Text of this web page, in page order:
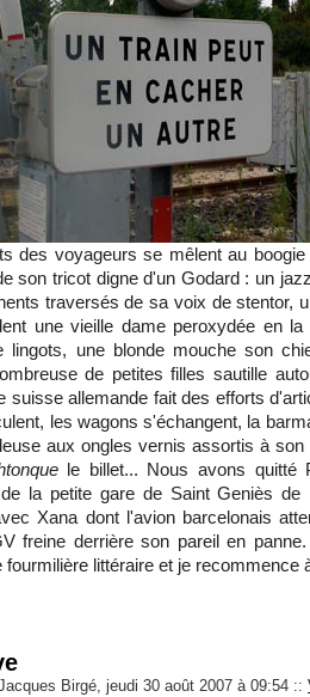
des voyageurs se mêlent au
son tricot digne d'un Godard : un
traversés de sa voix de stentor,
une vieille dame peroxydée en
lingots, une blonde mouche son
de petites filles sautille
suisse allemande fait des efforts
les wagons s'échangent, la
aux ongles vernis assortis à
le billet... Nous avons quitté
la petite gare de Saint Geniès de
Xana dont l'avion barcelonais
freine derrière son pareil en
fourmilière littéraire et je recommence
Birgé, jeudi 30 août 2007 à 09:54 ::